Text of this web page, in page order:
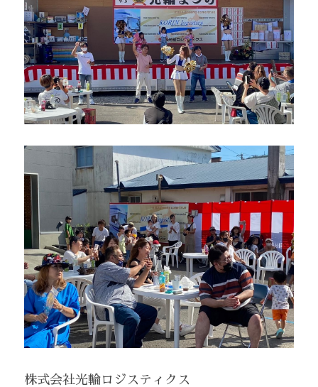
株式会社光輪ロジスティクス